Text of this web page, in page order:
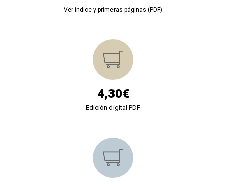
Ver índice y primeras páginas (PDF)
4,30€
Edición digital PDF